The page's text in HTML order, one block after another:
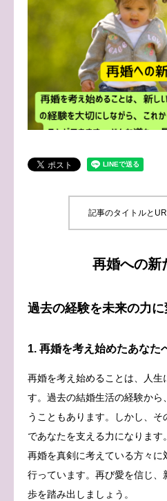
記事のタイトルと
再婚への新
過去の経験を未来の力に
1. 再婚を考え始めたあなた
再婚を考え始めることは、人
す。過去の結婚生活の経験か
うこともあります。しかし、
であなたを支える力になります
再婚を真剣に考えている方々に
行っています。再び愛を信じ
歩を踏み出しましょう。
会員様からの喜びの声
よくあるご質問
ブログ